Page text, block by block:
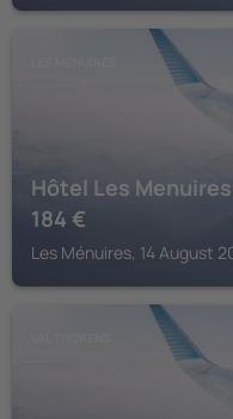
Hôtel Les
184 €
Les Ménuires, 14 August